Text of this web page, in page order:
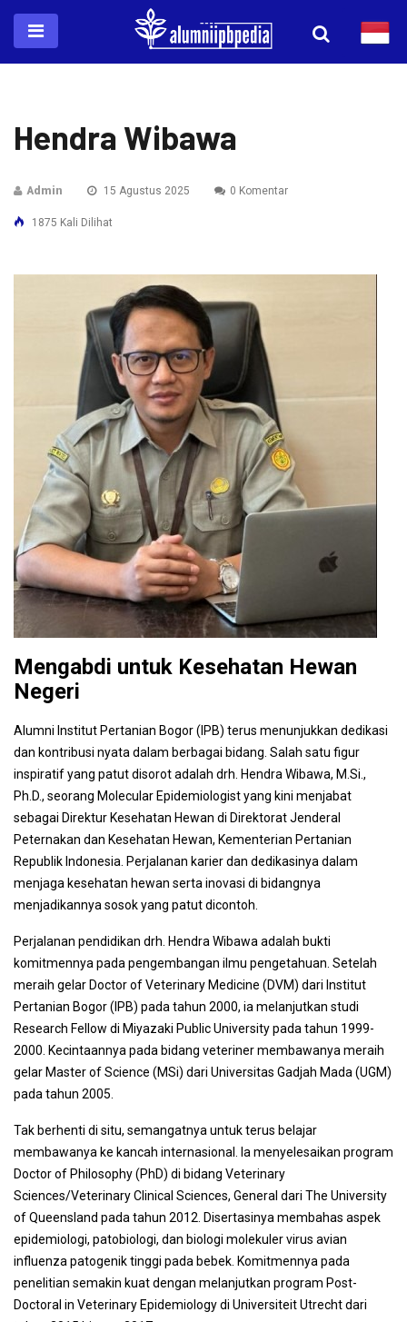
Hendra Wibawa
Admin 15 Agustus 2025 0 Komentar
1875 Kali Dilihat
Mengabdi untuk Kesehatan Hewan
Negeri
Alumni Institut Pertanian Bogor (IPB) terus menunjukkan dedikasi
dan kontribusi nyata dalam berbagai bidang. Salah satu figur
inspiratif yang patut disorot adalah drh. Hendra Wibawa, M.Si.,
Ph.D., seorang Molecular Epidemiologist yang kini menjabat
sebagai Direktur Kesehatan Hewan di Direktorat Jenderal
Peternakan dan Kesehatan Hewan, Kementerian Pertanian
Republik Indonesia. Perjalanan karier dan dedikasinya dalam
menjaga kesehatan hewan serta inovasi di bidangnya
menjadikannya sosok yang patut dicontoh.
Perjalanan pendidikan drh. Hendra Wibawa adalah bukti
komitmennya pada pengembangan ilmu pengetahuan. Setelah
meraih gelar Doctor of Veterinary Medicine (DVM) dari Institut
Pertanian Bogor (IPB) pada tahun 2000, ia melanjutkan studi
Research Fellow di Miyazaki Public University pada tahun 1999-
2000. Kecintaannya pada bidang veteriner membawanya meraih
gelar Master of Science (MSi) dari Universitas Gadjah Mada (UGM)
pada tahun 2005.
Tak berhenti di situ, semangatnya untuk terus belajar
membawanya ke kancah internasional. Ia menyelesaikan program
Doctor of Philosophy (PhD) di bidang Veterinary
Sciences/Veterinary Clinical Sciences, General dari The University
of Queensland pada tahun 2012. Disertasinya membahas aspek
epidemiologi, patobiologi, dan biologi molekuler virus avian
influenza patogenik tinggi pada bebek. Komitmennya pada
penelitian semakin kuat dengan melanjutkan program Post-
Doctoral in Veterinary Epidemiology di Universiteit Utrecht dari